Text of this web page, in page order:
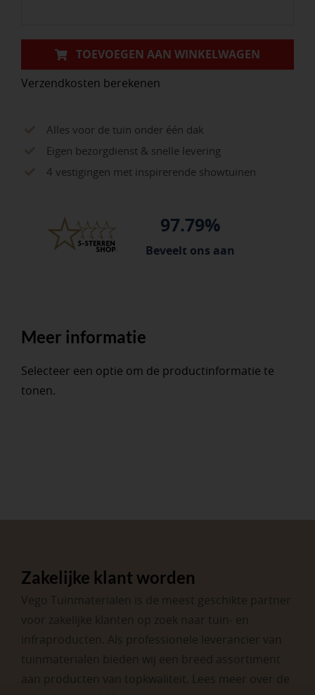
TOEVOEGEN AAN WINKELWAGEN
Verzendkosten berekenen
Alles voor de tuin onder één dak
Eigen bezorgdienst & snelle levering
4 vestigingen met inspirerende showtuinen
97.79%
Beveelt ons aan
Meer informatie
Selecteer een optie om de productinformatie te
tonen.
Zakelijke klant worden
Vego Tuinmaterialen is de meest geschikte partner
voor zakelijke klanten op zoek naar tuin- en
infraproducten. Als professionele leverancier van
tuinmaterialen bieden wij een breed assortiment
aan producten van topkwaliteit. Lees meer over de